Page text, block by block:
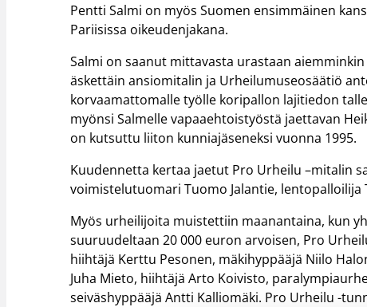
Pentti Salmi on myös Suomen ensimmäinen
Pariisissa oikeudenjakana.
Salmi on saanut mittavasta urastaan
äskettäin ansiomitalin ja Urheilumuseosäätiö
korvaamattomalle työlle koripallon lajitiedon
myönsi Salmelle vapaaehtoistyöstä jaettavan
on kutsuttu liiton kunniajäseneksi vuonna 1995.
Kuudennetta kertaa jaetut Pro Urheilu –mitalin
voimistelutuomari Tuomo Jalantie, lentopalloilija
Myös urheilijoita muistettiin maanantaina, kun
suuruudeltaan 20 000 euron arvoisen, Pro
hiihtäjä Kerttu Pesonen, mäkihyppääjä Niilo
Juha Mieto, hiihtäjä Arto Koivisto,
seiväshyppääjä Antti Kalliomäki. Pro Urheilu -